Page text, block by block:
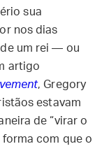
sua
nos dias
um rei — ou
artigo
, Gregory
estavam
de “virar o
com que o